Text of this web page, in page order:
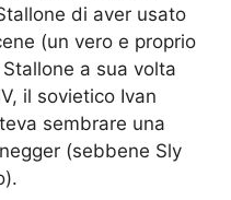
di aver usato
(un vero e proprio
Stallone a sua volta
il sovietico Ivan
sembrare una
(sebbene Sly